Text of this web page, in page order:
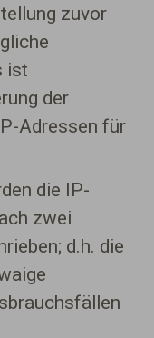
zuvor
ist
der
Adressen für
die IP-
zwei
d.h. die